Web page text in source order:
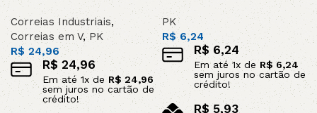
Correias Industriais,
Correias em V,PK
R$ 24,96
R$24,96
Em até 1x de R$24,96
sem juros no cartão de
crédito!
PK
R$6,24
R$ 6,24
Em até1x deR$ 6,24
sem juros no cartão de
crédito!
R$5,93